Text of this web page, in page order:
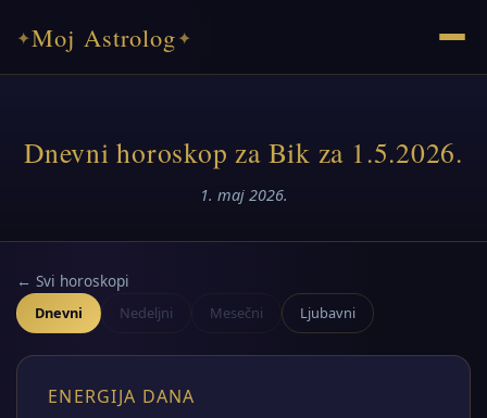
✦Moj Astrolog✦
Dnevni horoskop za Bik za 1.5.2026.
1. maj 2026.
← Svi horoskopi
Dnevni Nedeljni Mesečni Ljubavni
ENERGIJA DANA